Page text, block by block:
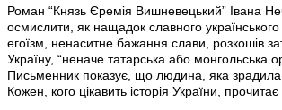
Роман “Князь Єремія Вишневецький” Івана
осмислити, як нащадок славного
егоїзм, ненаситне бажання слави, розкошів
Україну, “неначе татарська або монгольська
Письменник показує, що людина, яка
Кожен, кого цікавить історія України,